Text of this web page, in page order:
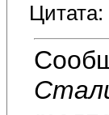
Цитата: